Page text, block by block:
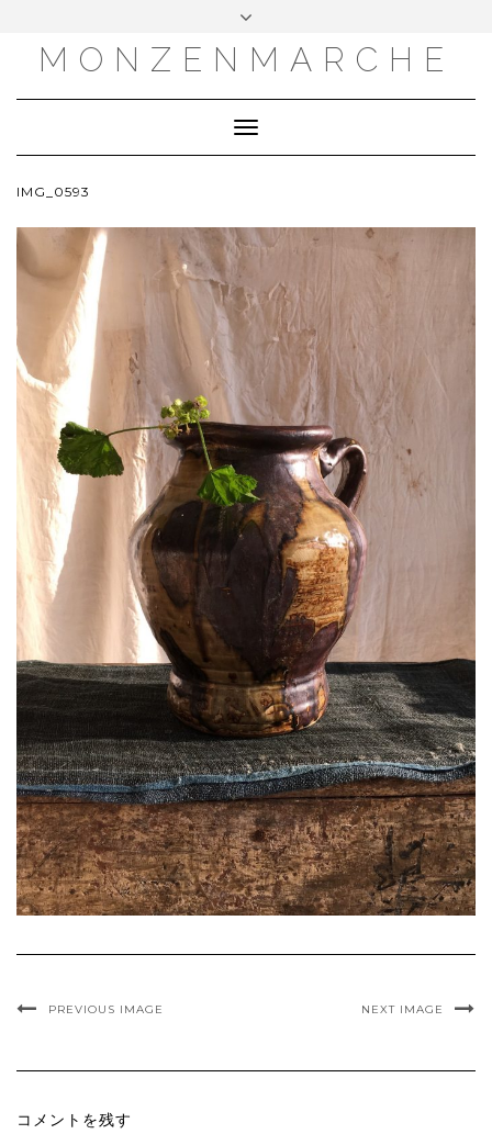
MONZENMARCHE
Toggle
Navigation
IMG_0593
PREVIOUS IMAGE NEXT IMAGE
コメントを残す